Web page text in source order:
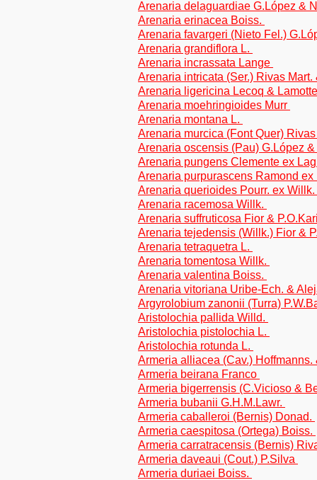
Arenaria delaguardiae G.López &
Arenaria erinacea Boiss.
Arenaria favargeri (Nieto Fel.)
Arenaria grandiflora L.
Arenaria incrassata Lange
Arenaria intricata (Ser.) Rivas
Arenaria ligericina Lecoq &
Arenaria moehringioides Murr
Arenaria montana L.
Arenaria murcica (Font Quer)
Arenaria oscensis (Pau) G.López
Arenaria pungens Clemente ex
Arenaria purpurascens Ramond
Arenaria querioides Pourr. ex Willk.
Arenaria racemosa Willk.
Arenaria suffruticosa Fior &
Arenaria tejedensis (Willk.) Fior &
Arenaria tetraquetra L.
Arenaria tomentosa Willk.
Arenaria valentina Boiss.
Arenaria vitoriana Uribe-Ech. &
Argyrolobium zanonii (Turra)
Aristolochia pallida Willd.
Aristolochia pistolochia L.
Aristolochia rotunda L.
Armeria alliacea (Cav.)
Armeria beirana Franco
Armeria bigerrensis (C.Vicioso &
Armeria bubanii G.H.M.Lawr.
Armeria caballeroi (Bernis) Donad.
Armeria caespitosa (Ortega) Boiss.
Armeria carratracensis (Bernis)
Armeria daveaui (Cout.) P.Silva
Armeria duriaei Boiss.